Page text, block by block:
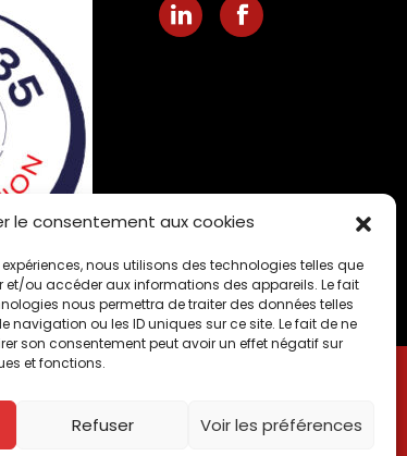
le consentement aux cookies
expériences, nous utilisons des technologies telles que
et/ou accéder aux informations des appareils. Le fait
nous permettra de traiter des données telles
navigation ou les ID uniques sur ce site. Le fait de ne
son consentement peut avoir un effet négatif sur
et fonctions.
Refuser Voir les préférences
Nous suivre sur LinkedIn
Nous suivre sur
Tille
Is sur Tille Ladoix Serrigny
Longvic
à Nolay
Ouges